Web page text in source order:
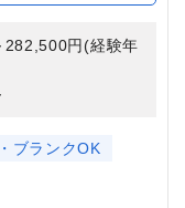
円(経験年
ブランクOK